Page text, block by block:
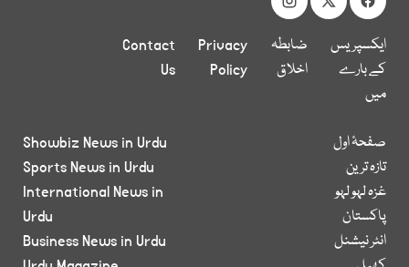
ایکسپریس
کے بارے
میں
ضابطہ
اخلاق
Privacy
Policy
Contact
Us
صفحۂ اول
تازہ ترین
غزہ لہو لہو
پاکستان
انٹر نیشنل
Showbiz News in Urdu
Sports News in Urdu
International News in
Urdu
Business News in Urdu